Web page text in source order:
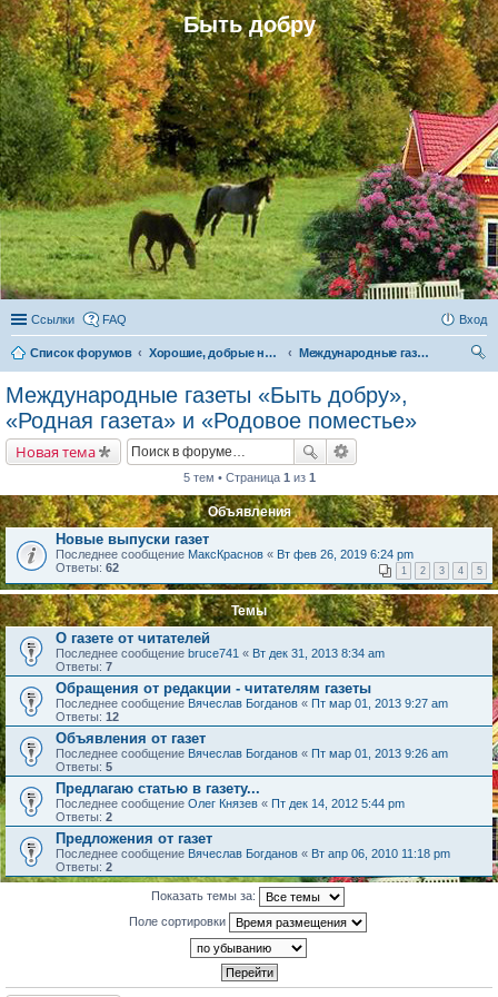
Быть добру
Ссылки FAQ Вход
Список форумов Хорошие, добрые новости и их распространение в обществе
Международные газеты «Быть добру», «Родная газета» и «Родовое поместье»
Международные газеты «Быть добру»,
«Родная газета» и «Родовое поместье»
Новая тема
5 тем • Страница 1 из 1
Объявления
Новые выпуски газет
Последнее сообщение МаксКраснов « Вт фев 26, 2019 6:24 pm
Ответы: 62 1 2 3 4 5
Темы
О газете от читателей
Последнее сообщение bruce741 « Вт дек 31, 2013 8:34 am
Ответы: 7
Обращения от редакции - читателям газеты
Последнее сообщение Вячеслав Богданов « Пт мар 01, 2013 9:27 am
Ответы: 12
Объявления от газет
Последнее сообщение Вячеслав Богданов « Пт мар 01, 2013 9:26 am
Ответы: 5
Предлагаю статью в газету...
Последнее сообщение Олег Князев « Пт дек 14, 2012 5:44 pm
Ответы: 2
Предложения от газет
Последнее сообщение Вячеслав Богданов « Вт апр 06, 2010 11:18 pm
Ответы: 2
Показать темы за:
Поле сортировки